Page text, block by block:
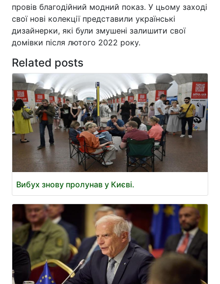
провів благодійний модний показ. У цьому заході
свої нові колекції представили українські
дизайнерки, які були змушені залишити свої
домівки після лютого 2022 року.
Related posts
Вибух знову пролунав у Києві.